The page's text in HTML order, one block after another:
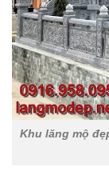
Khu lăng mộ